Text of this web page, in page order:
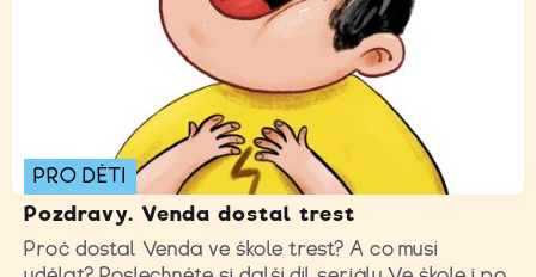
PRO DĚTI
Pozdravy. Venda dostal trest
Proč dostal Venda ve škole trest? A co musí